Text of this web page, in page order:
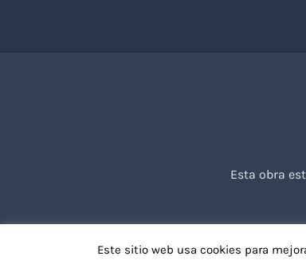
Esta obra
Este sitio web usa cookies para